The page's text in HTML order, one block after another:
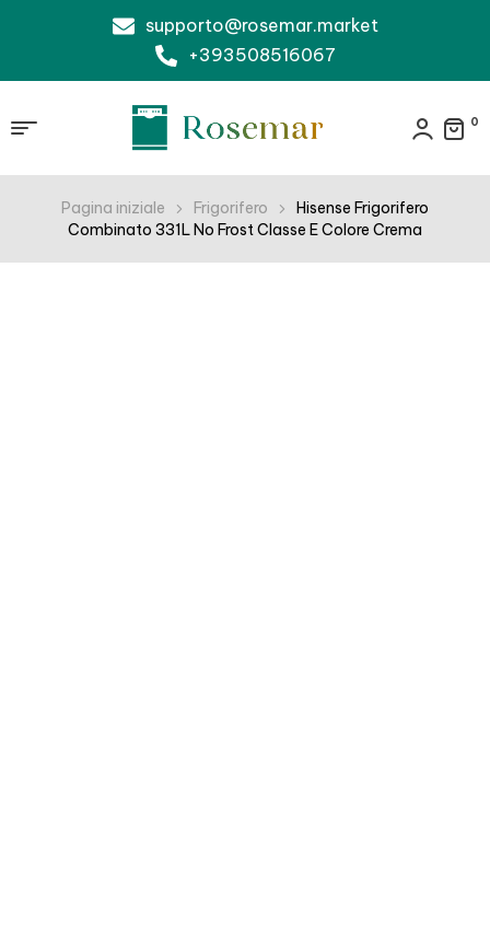
supporto@rosemar.market
+393508516067
0
Pagina iniziale Frigorifero
Hisense Frigorifero
Combinato 331L No Frost Classe E Colore Crema